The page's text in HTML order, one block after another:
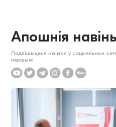
Апошнія
Падпішыцеся на нас у сацыяльных
першымі